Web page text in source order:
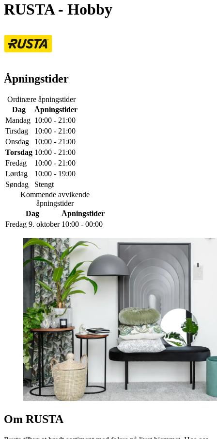
RUSTA- Hobby
Åpningstider
Ordinære åpningstider
Dag
Åpningstider
Mandag 10:00 - 21:00
Tirsdag
10:00 - 21:00
Onsdag
10:00 - 21:00
Torsdag 10:00 - 21:00
Fredag
10:00 - 21:00
Lørdag
10:00 - 19:00
Søndag
Stengt
Kommende avvikende
åpningstider
Dag
Åpningstider
Fredag 9. oktober 10:00 - 00:00
Om RUSTA